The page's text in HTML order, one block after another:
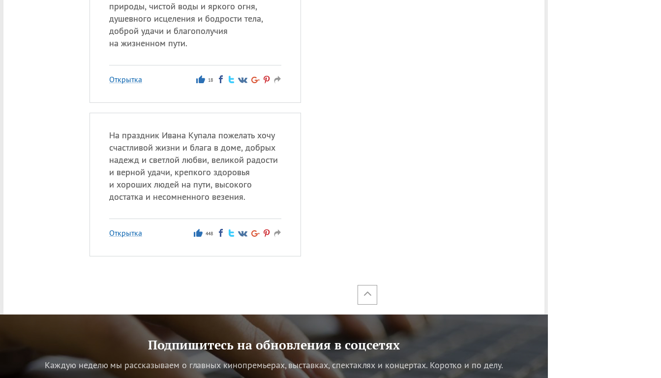
природы, чистой воды и яркого огня,
душевного исцеления и бодрости тела,
доброй удачи и благополучия
на жизненном пути.
Открытка 18
На праздник Ивана Купала пожелать хочу
счастливой жизни и блага в доме, добрых
надежд и светлой любви, великой радости
и верной удачи, крепкого здоровья
и хороших людей на пути, высокого
достатка и несомненного везения.
Открытка 448
Подпишитесь на обновления в соцсетях
Каждую неделю мы рассказываем о главных кинопремьерах, выставках, спектаклях и концертах. Коротко и по делу.